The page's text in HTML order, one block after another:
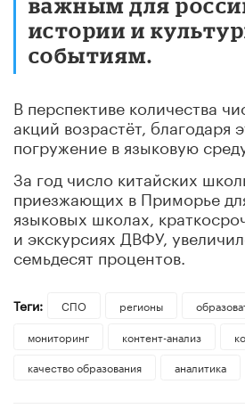
истории и
событиям.
В перспективе количества
акций возрастёт, благодаря
погружение в языковую
За год число китайских
приезжающих в Приморье
языковых школах,
и экскурсиях ДВФУ,
семьдесят процентов.
Теги: СПО регионы
мониторинг
контент-анализ
качество образования
аналитика